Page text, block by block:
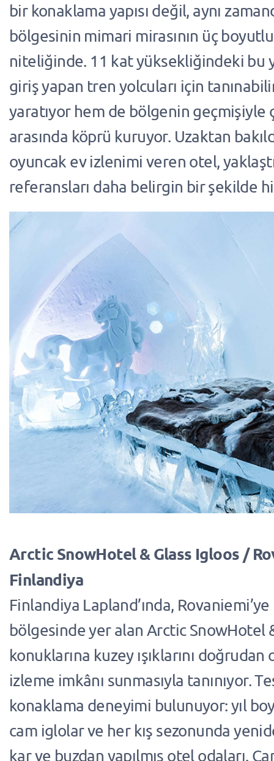
bir konaklama yapısı değil, aynı
bölgesinin mimari mirasının üç
niteliğinde. 11 kat yüksekliğindeki bu
giriş yapan tren yolcuları için
yaratıyor hem de bölgenin geçmişiyle
arasında köprü kuruyor. Uzaktan
oyuncak ev izlenimi veren otel,
referansları daha belirgin bir şekilde
Arctic SnowHotel & Glass Igloos /
Finlandiya
Finlandiya Lapland’ında,
bölgesinde yer alan Arctic SnowHotel
konuklarına kuzey ışıklarını doğrudan
izleme imkânı sunmasıyla tanınıyor.
konaklama deneyimi bulunuyor: yıl
cam iglolar ve her kış sezonunda
kar ve buzdan yapılmış otel odaları.